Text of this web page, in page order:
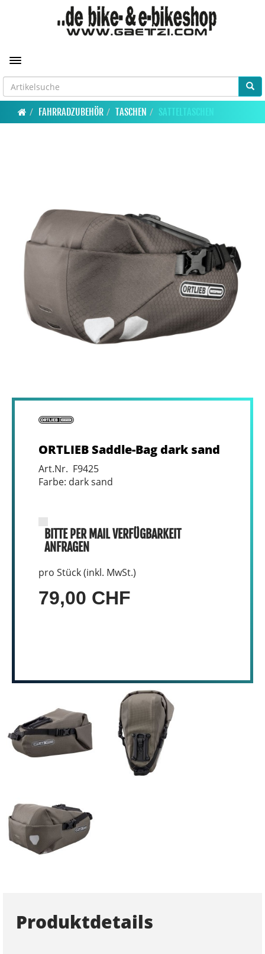
Toggle navigation
FAHRRADZUBEHÖR TASCHEN SATTELTASCHEN
ORTLIEB Saddle-Bag dark sand
Art.Nr. F9425
Farbe: dark sand
BITTE PER MAIL VERFÜGBARKEIT
ANFRAGEN
pro Stück (inkl. MwSt.)
79,00 CHF
Produktdetails